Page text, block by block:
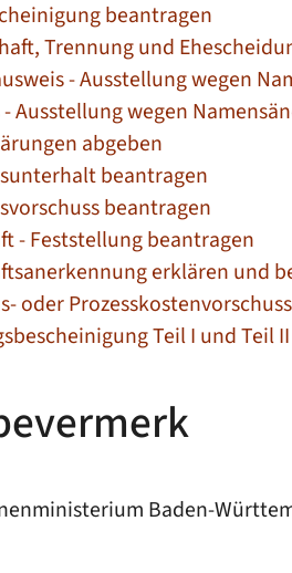
beantragen
Trennung und
- Ausstellung wegen
- Ausstellung wegen
abgeben
beantragen
beantragen
- Feststellung beantragen
erklären und
oder
Teil I und Teil
Baden-